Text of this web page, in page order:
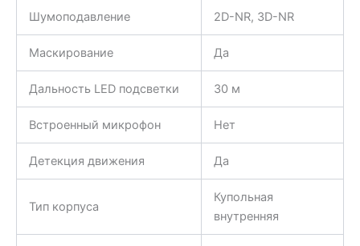
Шумоподавление 2D-NR, 3D-NR
Маскирование Да
Дальность LED подсветки 30 м
Встроенный микрофон Нет
Детекция движения Да
Тип корпуса
Купольная
внутренняя